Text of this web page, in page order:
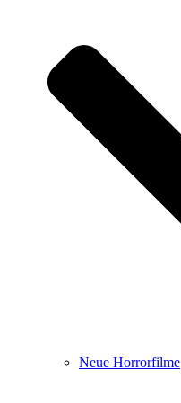
Neue Horrorfilme